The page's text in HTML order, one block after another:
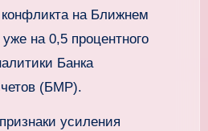
на Ближнем
на 0,5 процентного
Банка
(БМР).
усиления